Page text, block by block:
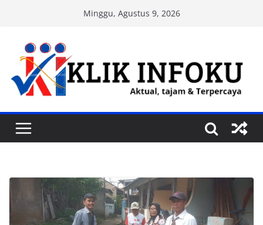
content
Minggu, Agustus 9, 2026